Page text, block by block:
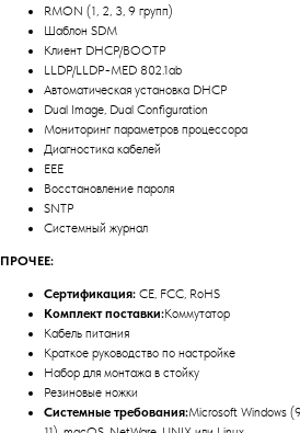
RMON (1, 2, 3, 9 групп)
Шаблон SDM
Клиент DHCP/BOOTP
LLDP/LLDP-MED 802.1ab
Автоматическая установка DHCP
Dual Image, Dual Configuration
Мониторинг параметров процессора
Диагностика кабелей
EEE
Восстановление пароля
SNTP
Системный журнал
ПРОЧЕЕ:
Сертификация: CE, FCC, RoHS
Комплект поставки:Коммутатор
Кабель питания
Краткое руководство по настройке
Набор для монтажа в стойку
Резиновые ножки
Системные требования:Microsoft Windows